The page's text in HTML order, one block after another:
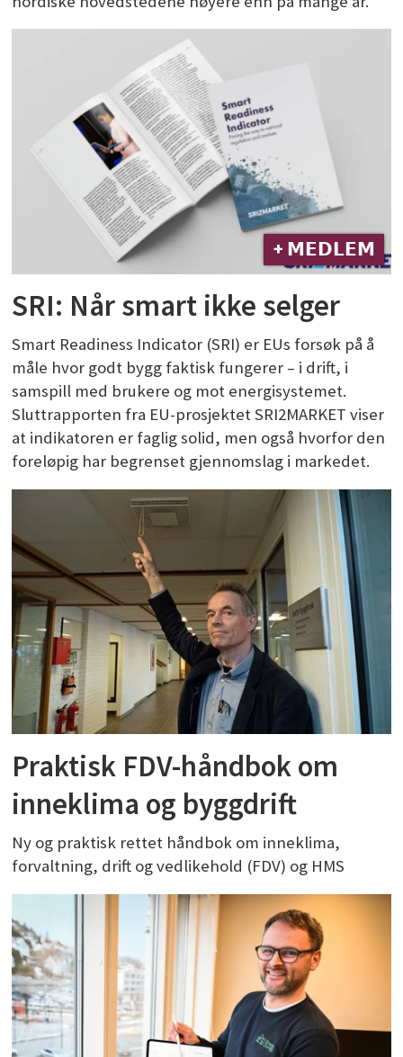
+ 𝗠𝗘𝗗𝗟𝗘𝗠
SRI: Når smart ikke selger
Smart Readiness Indicator (SRI) er EUs forsøk på å
måle hvor godt bygg faktisk fungerer – i drift, i
samspill med brukere og mot energisystemet.
Sluttrapporten fra EU-prosjektet SRI2MARKET viser
at indikatoren er faglig solid, men også hvorfor den
foreløpig har begrenset gjennomslag i markedet.
Praktisk FDV-håndbok om
inneklima og byggdrift
Ny og praktisk rettet håndbok om inneklima,
forvaltning, drift og vedlikehold (FDV) og HMS